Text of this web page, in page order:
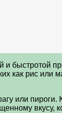
быстротой
как рис или
или
вкусу,